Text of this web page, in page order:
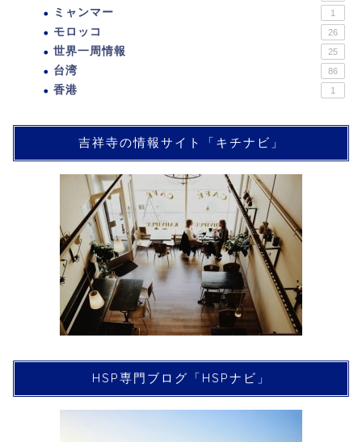
ミャンマー 1
モロッコ 26
世界一周情報 25
台湾 86
香港 1
吉祥寺の情報サイト「キチナビ」
HSP専門ブログ「HSPナビ」